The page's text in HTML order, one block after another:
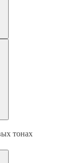
тонах